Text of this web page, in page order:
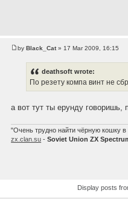
byBlack_Cat» 17 Mar 2009, 16:15
deathsoft wrote:
По резету компа винт не
а вот тут ты ерунду говоришь,
"Очень трудно найти чёрную кошку
zx.clan.su -Soviet Union ZX
Display posts